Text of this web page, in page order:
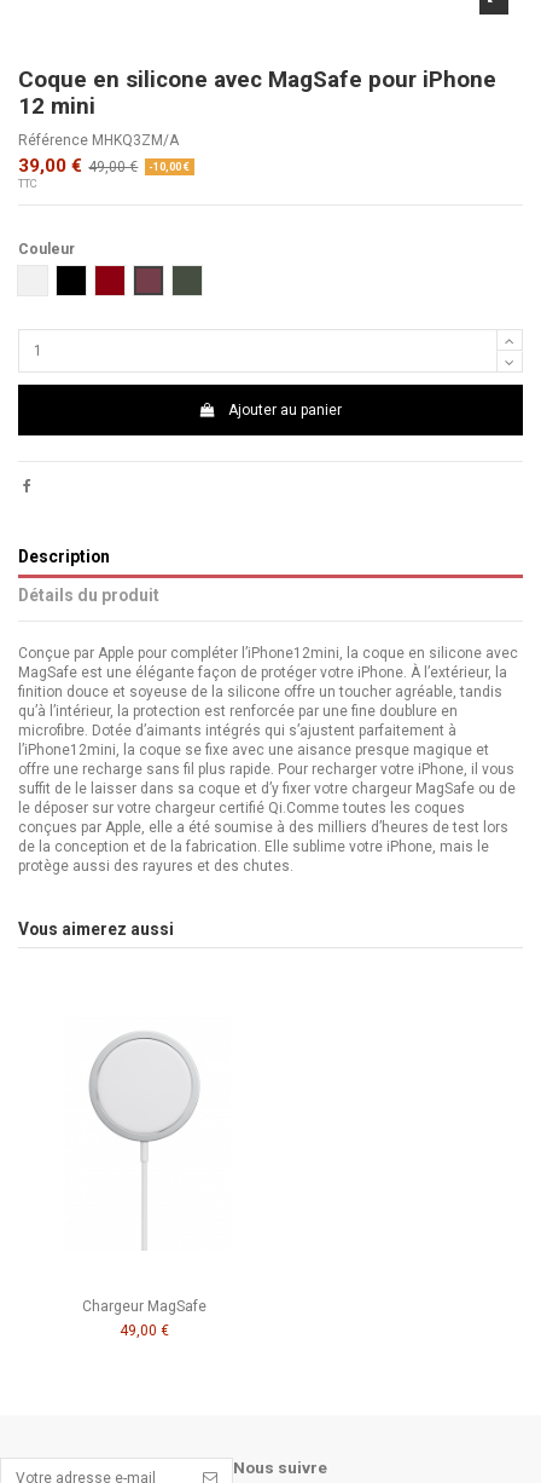
Coque en silicone avec MagSafe pour iPhone
12 mini
Référence MHKQ3ZM/A
39,00 € 49,00 € -10,00 €
TTC
Couleur
Ajouter au panier
Description
Détails du produit
Conçue par Apple pour compléter l’iPhone12mini, la coque en silicone avec
MagSafe est une élégante façon de protéger votre iPhone. À l’extérieur, la
finition douce et soyeuse de la silicone offre un toucher agréable, tandis
qu’à l’intérieur, la protection est renforcée par une fine doublure en
microfibre. Dotée d’aimants intégrés qui s’ajustent parfaitement à
l’iPhone12mini, la coque se fixe avec une aisance presque magique et
offre une recharge sans fil plus rapide. Pour recharger votre iPhone, il vous
suffit de le laisser dans sa coque et d’y fixer votre chargeur MagSafe ou de
le déposer sur votre chargeur certifié Qi.Comme toutes les coques
conçues par Apple, elle a été soumise à des milliers d’heures de test lors
de la conception et de la fabrication. Elle sublime votre iPhone, mais le
protège aussi des rayures et des chutes.
Vous aimerez aussi
Chargeur MagSafe
49,00 €
Nous suivre